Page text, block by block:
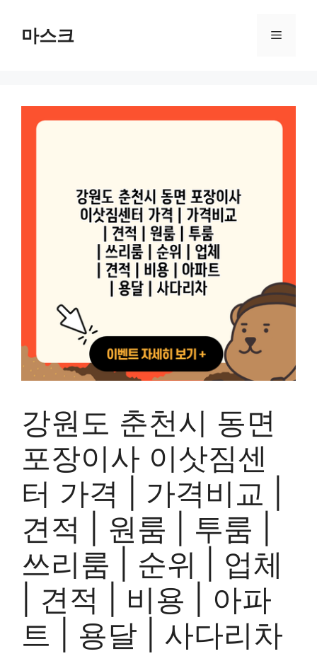
마스크 메
강원도 춘천시 동면
포장이사 이삿짐센
터 가격 | 가격비교 |
견적 | 원룸 | 투룸 |
쓰리룸 | 순위 | 업체
| 견적 | 비용 | 아파
트 | 용달 | 사다리차